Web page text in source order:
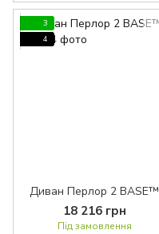
3
4
Диван Перлор 2 BASE™
18 216 грн
Під замовлення